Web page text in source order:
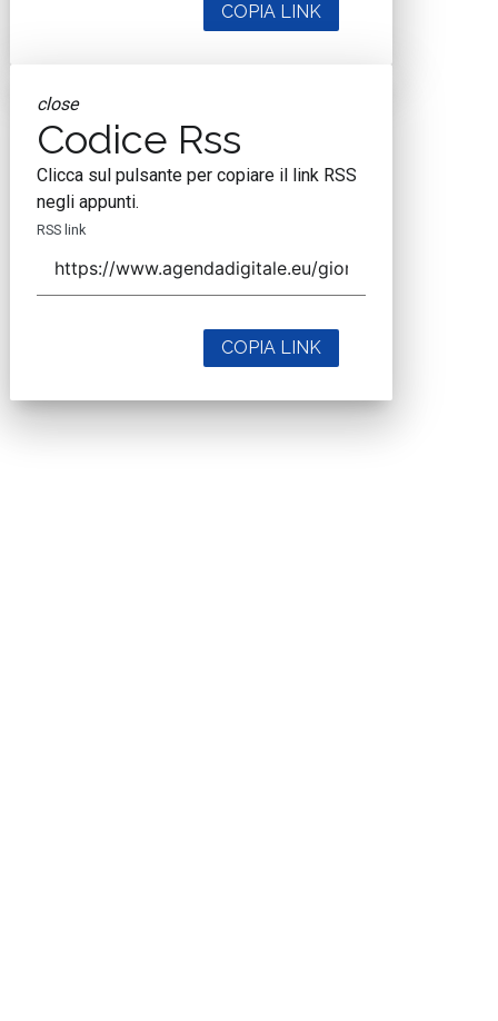
COPIA LINK
close
Codice Rss
Clicca sul pulsante per copiare il link RSS
negli appunti.
RSS link
COPIA LINK